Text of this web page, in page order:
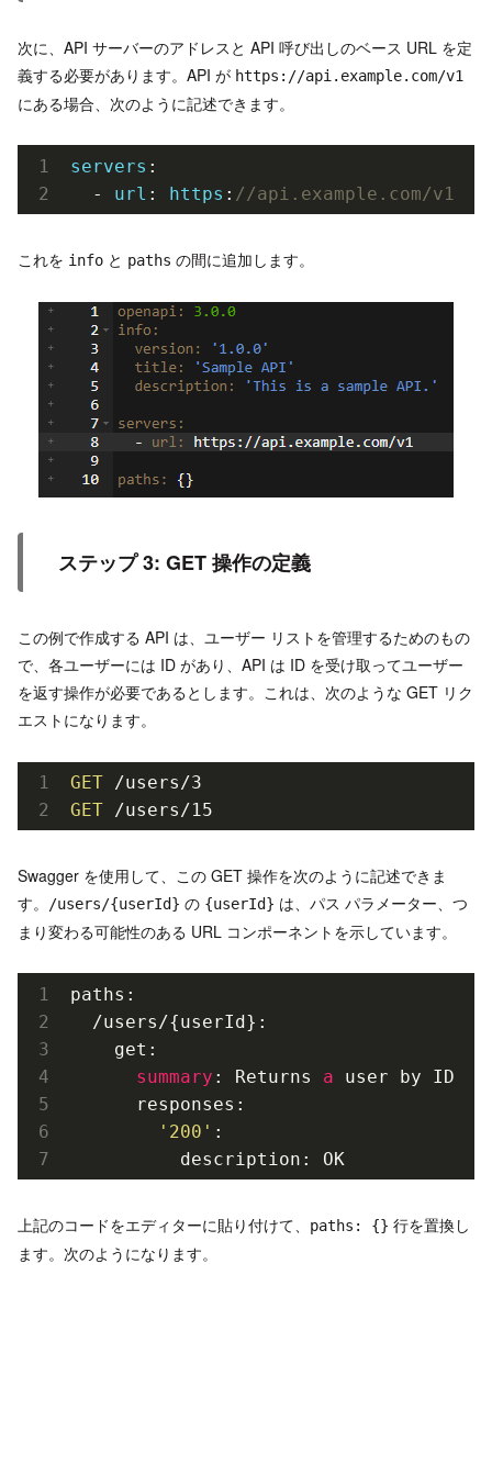
次に、API サーバーのアドレスと API 呼び出しのベース URL を定
義する必要があります。API が https://api.example.com/v1
にある場合、次のように記述できます。
servers :
  -
url : https : //api.example.com/v1
これを info と paths の間に追加します。
ステップ 3: GET 操作の定義
この例で作成する API は、ユーザー リストを管理するためのもの
で、各ユーザーには ID があり、API は ID を受け取ってユーザー
を返す操作が必要であるとします。これは、次のような GET リク
エストになります。
GET
GET /users/15
Swagger を使用して、この GET 操作を次のように記述できま
す。
/users/{userId} の {userId} は、パス パラメーター、つ
まり変わる可能性のある URL コンポーネントを示しています。
paths:
summary : Returns a user by ID
'200' :
          description: OK
上記のコードをエディターに貼り付けて、 paths: {} 行を置換し
ます。次のようになります。